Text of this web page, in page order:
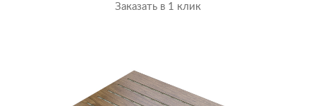
Заказать в 1 клик